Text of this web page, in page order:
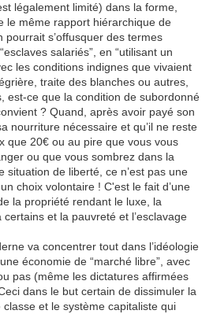
légalement limité) dans la forme,
le même rapport hiérarchique de
s’offusquer des termes
salariés”, en “utilisant un
les conditions indignes que vivaient
traite des blanches ou autres,
est-ce que la condition de subordonné
? Quand, après avoir payé son
nourriture nécessaire et qu’il ne reste
que 20€ ou au pire que vous vous
ou que vous sombrez dans la
situation de liberté, ce n’est pas une
choix volontaire ! C'est le fait d’une
la propriété rendant le luxe, la
et la pauvreté et l’esclavage
va concentrer tout dans l’idéologie
économie de “marché libre”, avec
pas (même les dictatures affirmées
dans le but certain de dissimuler la
et le système capitaliste qui